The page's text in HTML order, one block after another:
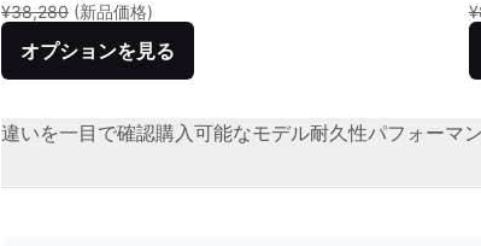
¥38,280 (新品価格)
オプションを見る
違いを一目で確認購入可能なモデル耐久性パフォーマ